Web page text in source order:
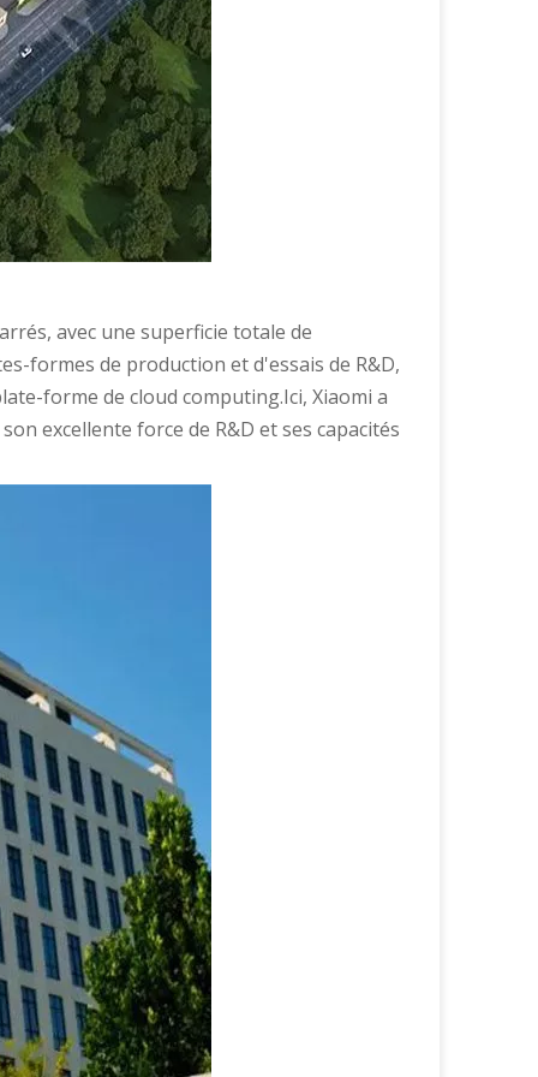
avec une superficie totale de
formes de production et d'essais de R&D,
forme de cloud computing.Ici, Xiaomi a
excellente force de R&D et ses capacités